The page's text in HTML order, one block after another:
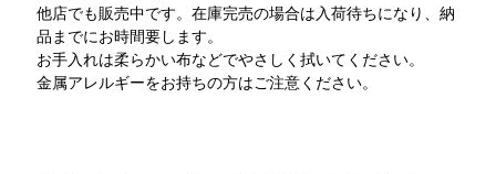
他店でも販売中です。在庫完売の場合は入荷待ちになり、納
品までにお時間要します。
お手入れは柔らかい布などでやさしく拭いてください。
金属アレルギーをお持ちの方はご注意ください。